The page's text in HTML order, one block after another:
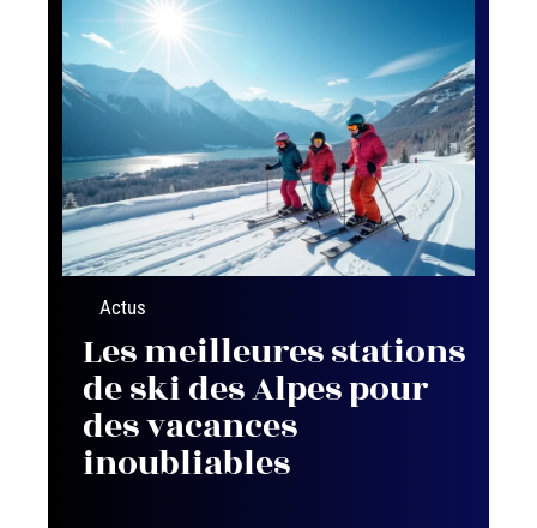
Actus
Les meilleures stations
de ski des Alpes pour
des vacances
inoubliables